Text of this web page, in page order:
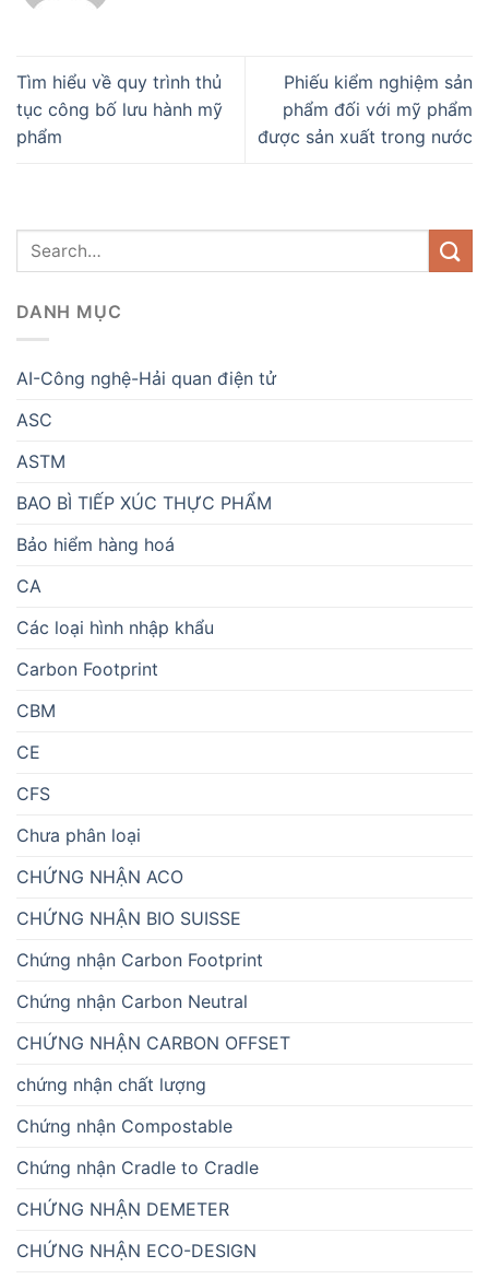
Tìm hiểu về quy trình thủ
tục công bố lưu hành mỹ
phẩm
Phiếu kiểm nghiệm sản
phẩm đối với mỹ phẩm
được sản xuất trong nước
DANH MỤC
AI-Công nghệ-Hải quan điện tử
ASC
ASTM
BAO BÌ TIẾP XÚC THỰC PHẨM
Bảo hiểm hàng hoá
CA
Các loại hình nhập khẩu
Carbon Footprint
CBM
CE
CFS
Chưa phân loại
CHỨNG NHẬN ACO
CHỨNG NHẬN BIO SUISSE
Chứng nhận Carbon Footprint
Chứng nhận Carbon Neutral
CHỨNG NHẬN CARBON OFFSET
chứng nhận chất lượng
Chứng nhận Compostable
Chứng nhận Cradle to Cradle
CHỨNG NHẬN DEMETER
CHỨNG NHẬN ECO-DESIGN